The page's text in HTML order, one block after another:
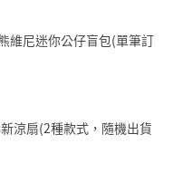
維尼迷你公仔盲包(單筆訂
涼扇(2種款式，隨機出貨